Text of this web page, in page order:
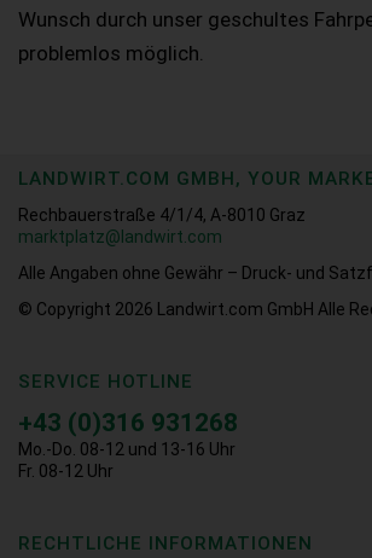
Wunsch durch unser geschultes
problemlos möglich.
LANDWIRT.COM GMBH, YOUR
Rechbauerstraße 4/1/4, A-8010 Graz
marktplatz@landwirt.com
Alle Angaben ohne Gewähr – Druck- und
© Copyright 2026
Landwirt.com GmbH Alle
SERVICE HOTLINE
+43 (0)316 931268
Mo.-Do. 08-12 und 13-16 Uhr
Fr. 08-12 Uhr
RECHTLICHE INFORMATIONEN